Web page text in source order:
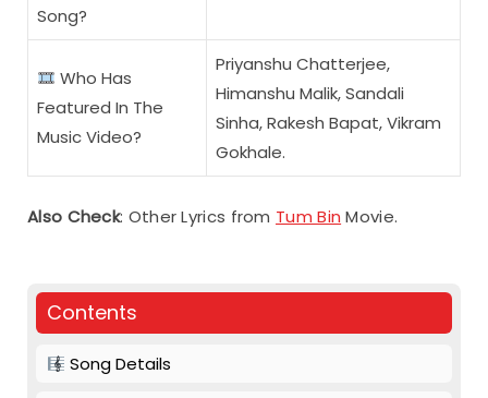
Song?
Who Has
Featured In The
Music Video?
Priyanshu Chatterjee,
Himanshu Malik, Sandali
Sinha, Rakesh Bapat, Vikram
Gokhale.
Also Check: Other Lyrics from Tum Bin Movie.
Contents
Song Details